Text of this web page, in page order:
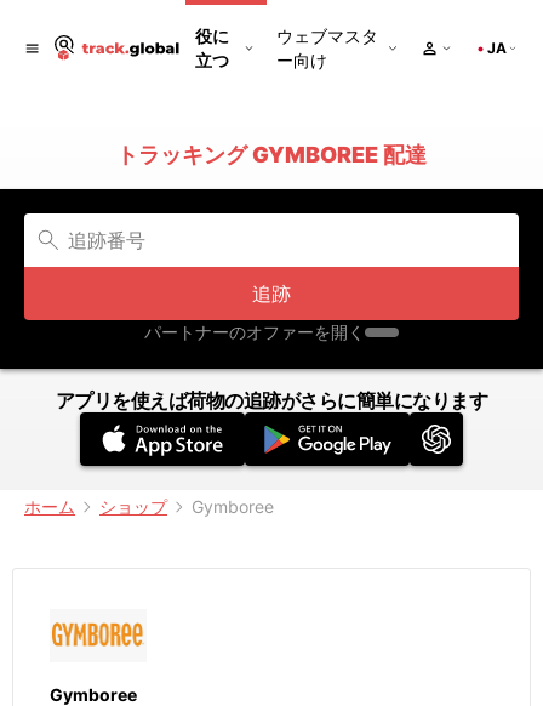
役に
立つ
ウェブマスタ
ー向け
JA
トラッキング GYMBOREE 配達
追跡
パートナーのオファーを開く
アプリを使えば荷物の追跡がさらに簡単になります
ホーム ショップ Gymboree
Gymboree